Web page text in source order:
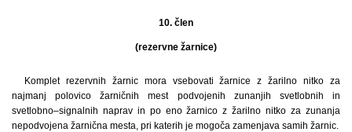
10. člen
(rezervne žarnice)
Komplet rezervnih žarnic mora vsebovati žarnice z žarilno nitko za
najmanj polovico žarničnih mest podvojenih zunanjih svetlobnih in
svetlobno–signalnih naprav in po eno žarnico z žarilno nitko za zunanja
nepodvojena žarnična mesta, pri katerih je mogoča zamenjava samih žarnic.